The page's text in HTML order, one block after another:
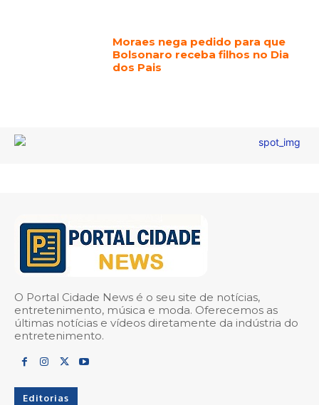
Moraes nega pedido para que
Bolsonaro receba filhos no Dia
dos Pais
O Portal Cidade News é o seu site de notícias,
entretenimento, música e moda. Oferecemos as
últimas notícias e vídeos diretamente da indústria do
entretenimento.
Editorias